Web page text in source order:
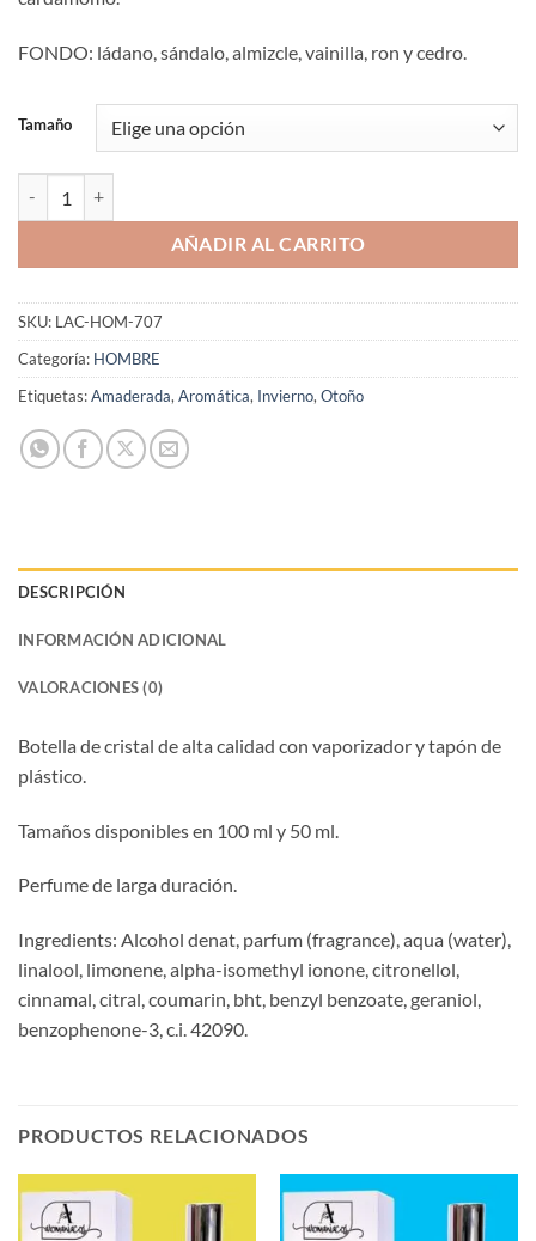
FONDO: ládano, sándalo, almizcle, vainilla, ron y cedro.
Tamaño
AÑADIR AL CARRITO
SKU: LAC-HOM-707
Categoría: HOMBRE
Etiquetas:Amaderada, Aromática, Invierno, Otoño
DESCRIPCIÓN
INFORMACIÓN ADICIONAL
VALORACIONES (0)
Botella de cristal de alta calidad con vaporizador y tapón de
plástico.
Tamaños disponibles en 100 ml y 50 ml.
Perfume de larga duración.
Ingredients: Alcohol denat, parfum (fragrance), aqua (water),
linalool, limonene, alpha-isomethyl ionone, citronellol,
cinnamal, citral, coumarin, bht, benzyl benzoate, geraniol,
benzophenone-3, c.i. 42090.
PRODUCTOS RELACIONADOS